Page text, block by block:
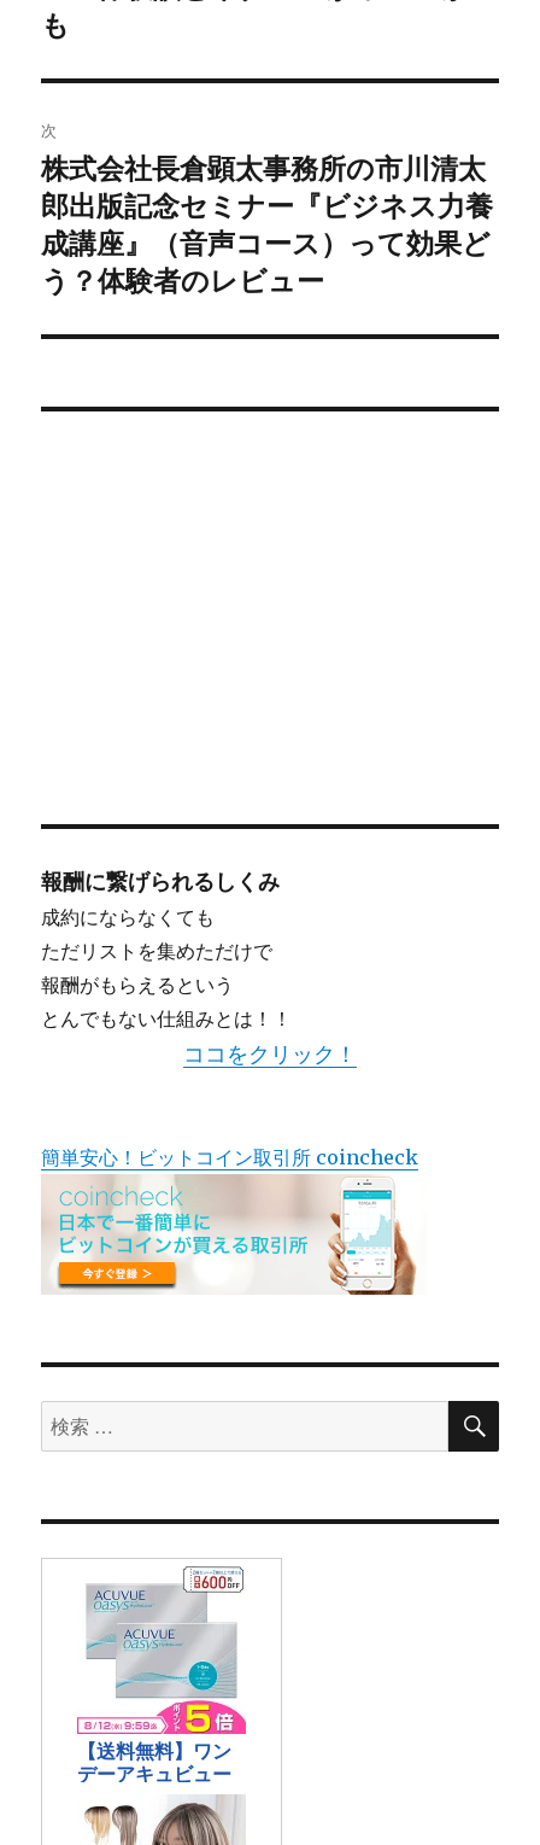
ビ
ゲ
ー
シ
ョ
ン
の
投
稿:
も
次
次
の
投
稿:
株式会社長倉顕太事務所の市川清太
郎出版記念セミナー『ビジネス力養
成講座』（音声コース）って効果ど
う？体験者のレビュー
報酬に繋げられるしくみ
成約にならなくても
ただリストを集めただけで
報酬がもらえるという
とんでもない仕組みとは！！
ココをクリック！
簡単安心！ビットコイン取引所 coincheck
検
索
象:
検